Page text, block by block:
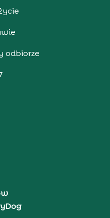
odbiorze